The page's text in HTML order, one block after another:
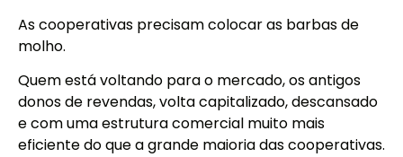
As cooperativas precisam colocar as barbas de
molho.
Quem está voltando para o mercado, os antigos
donos de revendas, volta capitalizado, descansado
e com uma estrutura comercial muito mais
eficiente do que a grande maioria das cooperativas.